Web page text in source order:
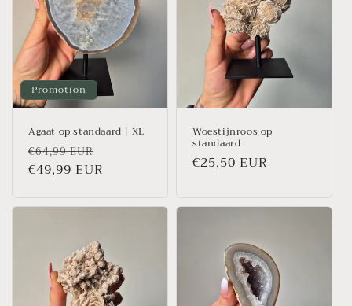
Promotion
Agaat op standaard | XL
Prix
habituel
€64,99 EUR
promotionnel
€49,99 EUR
Woestijnroos op
standaard
Prix
€25,50 EUR